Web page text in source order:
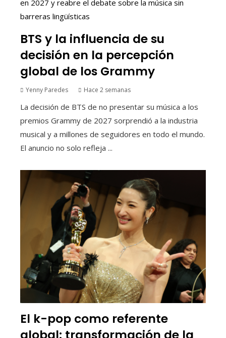
BTS y la influencia de su
decisión en la percepción
global de los Grammy
Yenny Paredes Hace 2 semanas
La decisión de BTS de no presentar su música a los
premios Grammy de 2027 sorprendió a la industria
musical y a millones de seguidores en todo el mundo.
El anuncio no solo refleja ...
El k-pop como referente